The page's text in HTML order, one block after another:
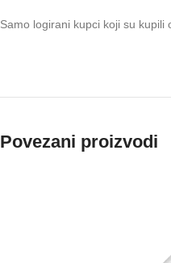
Samo logirani kupci koji su kupili
Povezani proizvodi